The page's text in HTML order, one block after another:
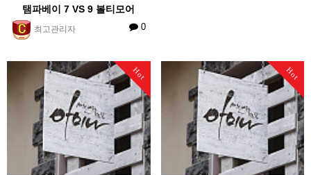
탬파베이 7 VS 9 볼티모어
최고관리자 0
Hot Hot